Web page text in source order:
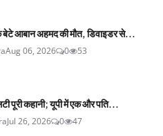
आबान अहमद की मौत, डिवाइडर से...
Aug 06, 2026 0 53
पूरी कहानी; यूपी में एक और पति...
Jul 26, 2026 0 47